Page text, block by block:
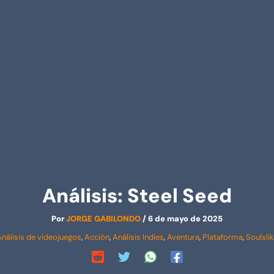
Análisis: Steel Seed
PorJORGE GABILONDO/6 de mayo de 2025
de videojuegos,Acción,Análisis Indies,Aventura, Plataforma,